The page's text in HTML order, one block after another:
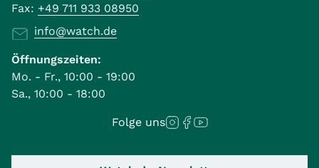
Fax: +49 711 933 08950
info@watch.de
Öffnungszeiten:
Mo. - Fr., 10:00 - 19:00
Sa., 10:00 - 18:00
Folge uns